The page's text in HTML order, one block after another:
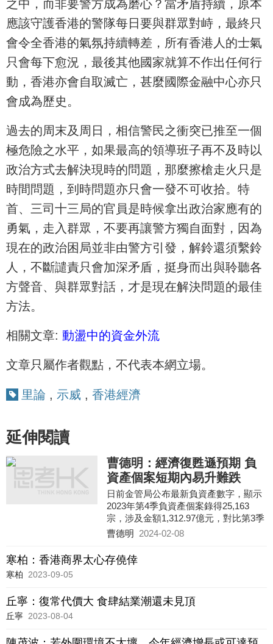
之中，而非要警方成為磨心？當矛盾持續，原本
應該守護香港的警隊每日要與群眾對峙，最終只
會令全香港的氣氛持續轉差，所有香港人的士氣
只會每下愈況，最後其他國家就算不作出任何行
動，香港亦會自取滅亡，甚麼國際金融中心亦只
會成為歷史。
過去的周末及周日，相信警民之衝突已推至一個
極危險之水平，如果最高的領導班子再不及時以
政治方式去解決現時的問題，那麼擦槍走火只是
時間問題，到時問題亦只會一發不可收拾。特
首、三司十三局的官員是時候拿出政治家應有的
勇氣，走入群眾，不要再讓警方獨自面對，因為
現在的政治困局並非由警方引發，解鈴還須繫鈴
人，不斷譴責只會加深矛盾，挺身而出與聆聽各
方聲音、與群眾對話，才是現在解決問題的最佳
方法。
相關文章: 動盪中的資金外流
文章只屬作者觀點，不代表本網立場。
里論 , 示威 , 香港經濟
延伸閱讀
曹德明：經濟復甦遜預期 負
資產個案短期內易升難跌
日前金管局公布最新負資產數字，顯示
2023年第4季負資產個案錄得25,163
宗，涉及金額1,312.97億元，對比第3季
錄得11,123宗及592.63億元，宗數及金
曹德明 2024-02-08
寒柏：香港商界太心存僥倖
寒柏 2023-09-05
丘寧：復常代價大 食肆結業潮還未見頂
丘寧 2023-08-04